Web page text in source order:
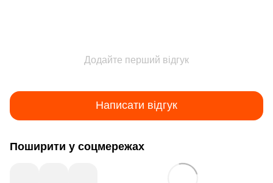
Додайте перший відгук
Написати відгук
Поширити у соцмережах